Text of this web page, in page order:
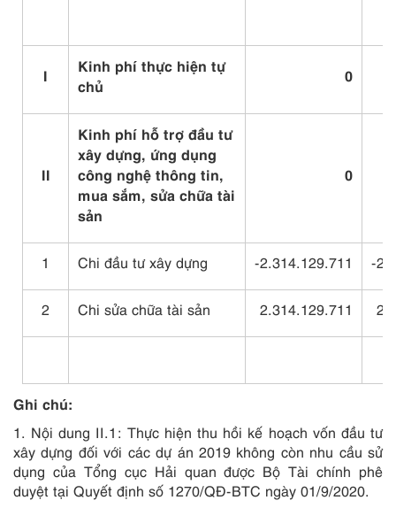
I
Kinh phí thực hiện tự
chủ
0
II
Kinh phí hỗ trợ đầu tư
xây dựng, ứng dụng
công nghệ thông tin,
mua sắm, sửa chữa tài
sản
0
1 Chi đầu tư xây dựng -2.314.129.711 -
2 Chi sửa chữa tài sản 2.314.129.711
Ghi chú:
1. Nội dung II.1: Thực hiện thu hồi kế hoạch vốn đầu tư
xây dựng đối với các dự án 2019 không còn nhu cầu sử
dụng của Tổng cục Hải quan được Bộ Tài chính phê
duyệt tại Quyết định số 1270/QĐ-BTC ngày 01/9/2020.